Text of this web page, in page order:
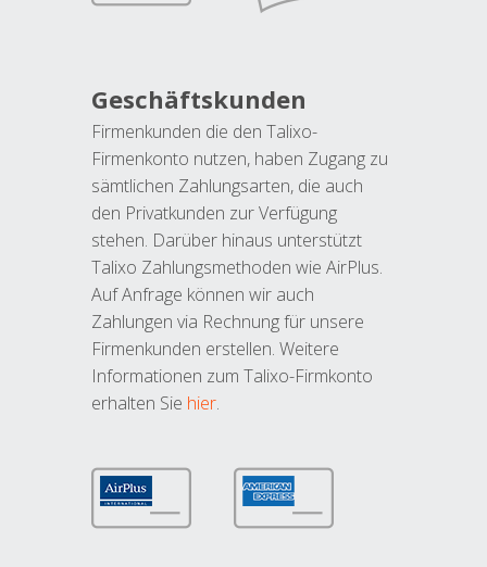
Geschäftskunden
Firmenkunden die den Talixo-
Firmenkonto nutzen, haben Zugang zu
sämtlichen Zahlungsarten, die auch
den Privatkunden zur Verfügung
stehen. Darüber hinaus unterstützt
Talixo Zahlungsmethoden wie AirPlus.
Auf Anfrage können wir auch
Zahlungen via Rechnung für unsere
Firmenkunden erstellen. Weitere
Informationen zum Talixo-Firmkonto
erhalten Sie hier.